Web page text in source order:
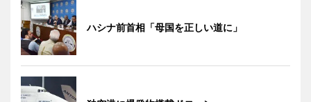
ハシナ前首相「母国を正しい道に」